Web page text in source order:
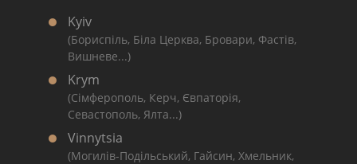
Kyiv
(Бориспіль, Біла Церква, Бровари, Фастів,
Вишневе...)
Krym
(Сімферополь, Керч, Євпаторія,
Севастополь, Ялта...)
Vinnytsia
(Могилів-Подільський, Гайсин, Хмельник,